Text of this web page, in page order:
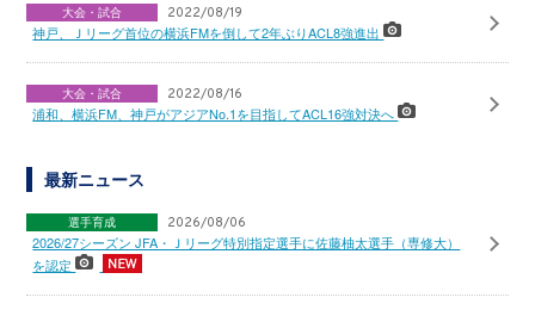
大会・試合 2022/08/19
神戸、Ｊリーグ首位の横浜FMを倒して2年ぶりACL8強進出
大会・試合 2022/08/16
浦和、横浜FM、神戸がアジアNo.1を目指してACL16強対決へ
最新ニュース
選手育成 2026/08/06
2026/27シーズン JFA・Ｊリーグ特別指定選手に佐藤柚太選手（専修大）
を認定